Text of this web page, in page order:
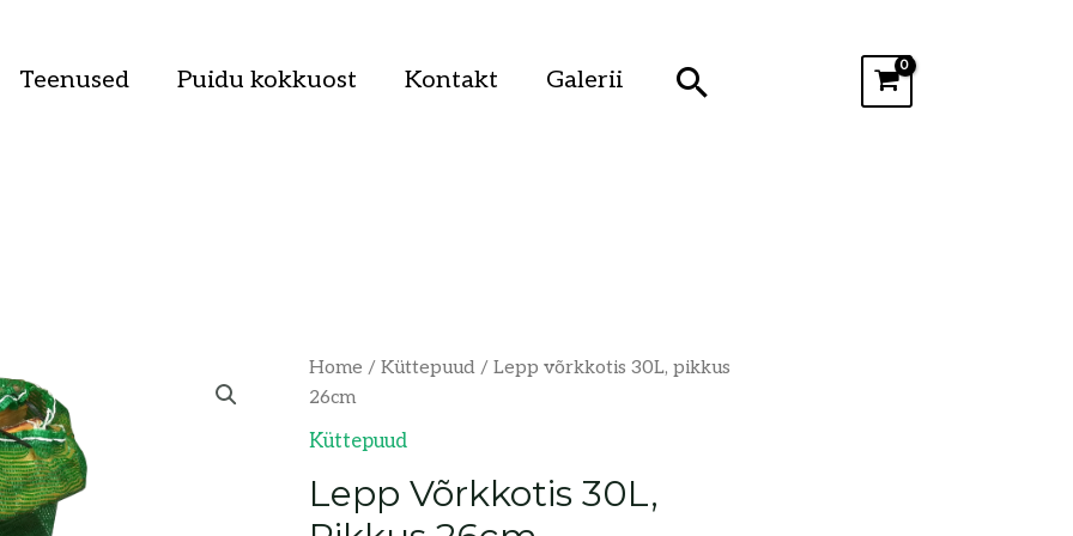
Teenused Puidu kokkuost Kontakt Galerii Search
Home / Küttepuud/ Lepp võrkkotis 30L, pikkus
26cm
Küttepuud
Lepp Võrkkotis 30L,
Lepp
võrkkotis
30L,
pikkus
26cm
quantity